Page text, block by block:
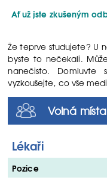
Ať už jste zkušeným
Že teprve studujete? U
byste to nečekali.
nanečisto.
vyzkoušejte, co vše
Volná místa
Lékaři
Pozice